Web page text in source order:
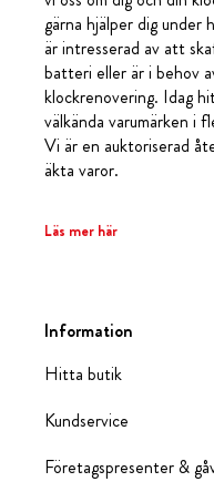
gärna hjälper dig under
är intresserad av att
batteri eller är i behov
klockrenovering. Idag
välkända varumärken i
Vi är en auktoriserad
äkta varor.
Läs mer här
Information
Hitta butik
Kundservice
Företagspresenter &